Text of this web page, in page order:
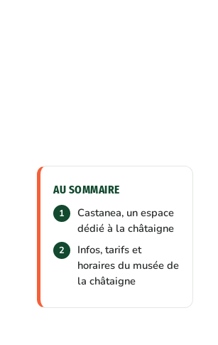
AU SOMMAIRE
Castanea, un espace
dédié à la châtaigne
Infos, tarifs et
horaires du musée de
la châtaigne